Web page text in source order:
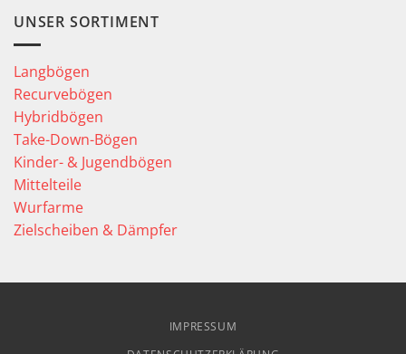
UNSER SORTIMENT
Langbögen
Recurvebögen
Hybridbögen
Take-Down-Bögen
Kinder- & Jugendbögen
Mittelteile
Wurfarme
Zielscheiben & Dämpfer
IMPRESSUM